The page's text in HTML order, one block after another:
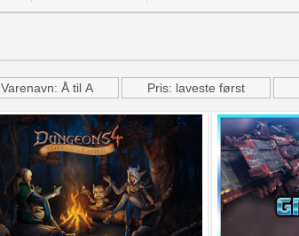
Varenavn: Å til A Pris: laveste først